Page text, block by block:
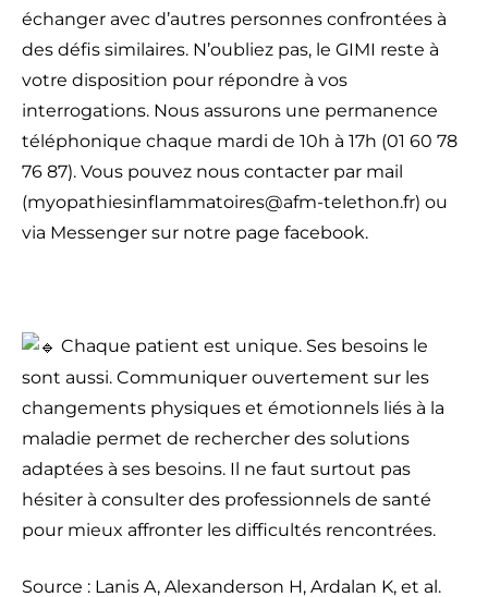
échanger avec d’autres personnes confrontées à
des défis similaires. N’oubliez pas, le GIMI reste à
votre disposition pour répondre à vos
interrogations. Nous assurons une permanence
téléphonique chaque mardi de 10h à 17h (01 60 78
76 87). Vous pouvez nous contacter par mail
(myopathiesinflammatoires@afm-telethon.fr) ou
via Messenger sur notre page facebook.
Chaque patient est unique. Ses besoins le
sont aussi. Communiquer ouvertement sur les
changements physiques et émotionnels liés à la
maladie permet de rechercher des solutions
adaptées à ses besoins. Il ne faut surtout pas
hésiter à consulter des professionnels de santé
pour mieux affronter les difficultés rencontrées.
Source : Lanis A, Alexanderson H, Ardalan K, et al.